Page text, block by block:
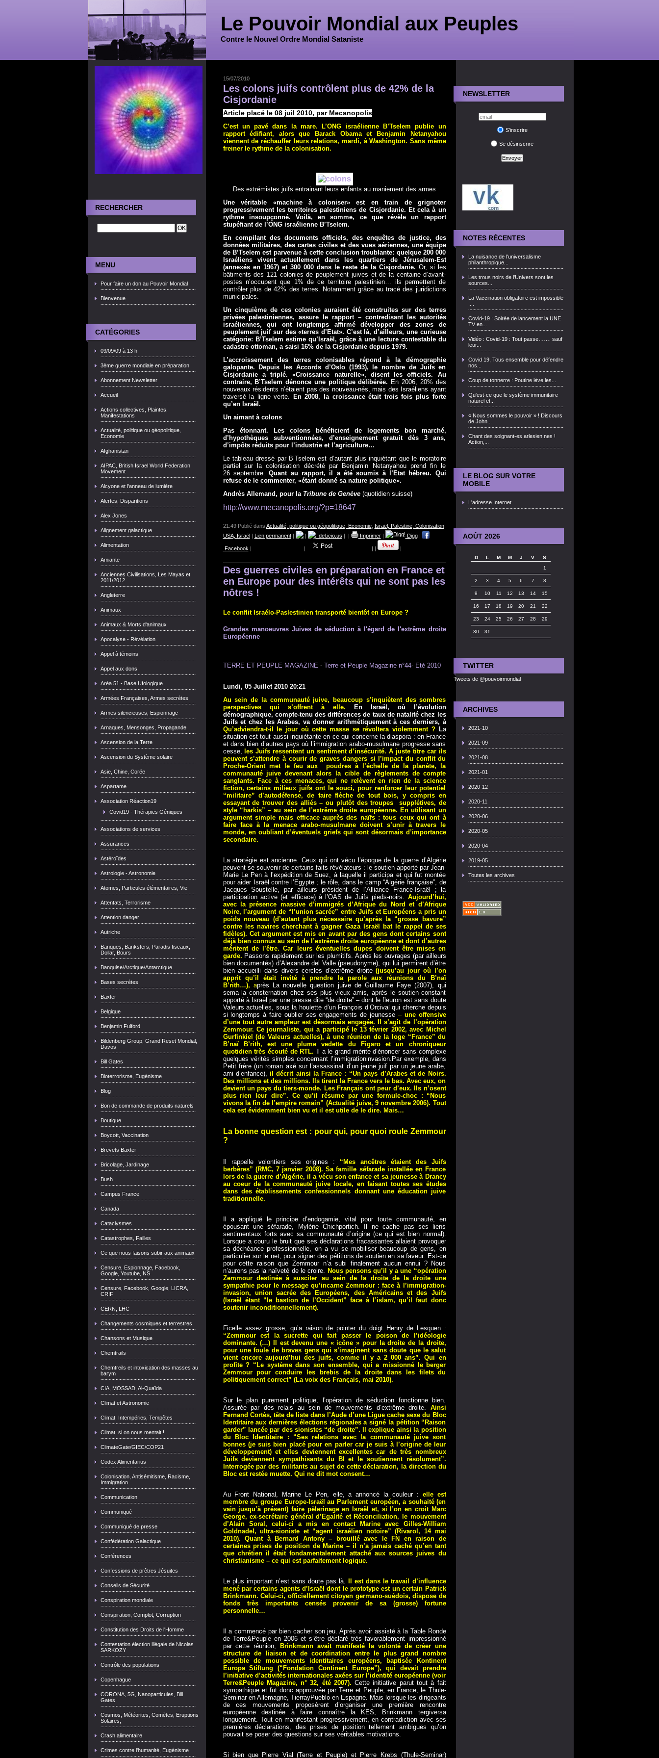
Le Pouvoir Mondial aux Peuples
Contre le Nouvel Ordre Mondial Sataniste
RECHERCHER
MENU
Pour faire un don au Pouvoir Mondial
Bienvenue
CATÉGORIES
09/09/09 à 13 h
3ème guerre mondiale en préparation
Abonnement Newsletter
Accueil
Actions collectives, Plaintes,
Manifestations
Actualité, politique ou géopolitique,
Economie
Afghanistan
AIPAC, British Israel World Federation
Movement
Alcyone et l'anneau de lumière
Alertes, Disparitions
Alex Jones
Alignement galactique
Alimentation
Amiante
Anciennes Civilisations, Les Mayas et
2011/2012
Angleterre
Animaux
Animaux & Morts d'animaux
Apocalyse - Révélation
Appel à témoins
Appel aux dons
Aréa 51 - Base Ufologique
Armées Françaises, Armes secrètes
Armes silencieuses, Espionnage
Arnaques, Mensonges, Propagande
Ascension de la Terre
Ascension du Système solaire
Asie, Chine, Corée
Aspartame
Association Réaction19
Covid19 - Thérapies Géniques
Associations de services
Assurances
Astéroïdes
Astrologie - Astronomie
Atomes, Particules élémentaires, Vie
Attentats, Terrorisme
Attention danger
Autriche
Banques, Banksters, Paradis fiscaux,
Dollar, Bours
Banquise/Arctique/Antarctique
Bases secrètes
Baxter
Belgique
Benjamin Fulford
Bildenberg Group, Grand Reset Mondial,
Davos
Bill Gates
Bioterrorisme, Eugénisme
Blog
Bon de commande de produits naturels
Boutique
Boycott, Vaccination
Brevets Baxter
Bricolage, Jardinage
Bush
Campus France
Canada
Cataclysmes
Catastrophes, Failles
Ce que nous faisons subir aux animaux
Censure, Espionnage, Facebook,
Google, Youtube, NS
Censure, Facebook, Google, LICRA,
CRIF
CERN, LHC
Changements cosmiques et terrestres
Chansons et Musique
Chemtrails
Chemtreils et intoxication des masses au
barym
CIA, MOSSAD, Al-Quaïda
Climat et Astronomie
Climat, Intempéries, Tempêtes
Climat, si on nous mentait !
ClimateGate/GIEC/COP21
Codex Alimentarius
Colonisation, Antisémitisme, Racisme,
Immigration
Communication
Communiqué
Communiqué de presse
Confédération Galactique
Conférences
Confessions de prêtres Jésuites
Conseils de Sécurité
Conspiration mondiale
Conspiration, Complot, Corruption
Constitution des Droits de l'Homme
Contestation élection illégale de Nicolas
SARKOZY
Contrôle des populations
Copenhague
CORONA, 5G, Nanoparticules, Bill
Gates
Cosmos, Météorites, Comètes, Eruptions
Solaires,
Crash alimentaire
Crimes contre l'humanité, Eugénisme
NEWSLETTER
S'inscrire
Se désinscrire
NOTES RÉCENTES
La nuisance de l'universalisme
philanthropique...
Les trous noirs de l'Univers sont les
sources...
La Vaccination obligatoire est impossible
:...
Covid-19 : Soirée de lancement la UNE
TV en...
Vidéo : Covid-19 : Tout passe……. sauf
leur...
Covid 19, Tous ensemble pour défendre
nos...
Coup de tonnerre : Poutine lève les...
Qu'est-ce que le système immunitaire
naturel et...
« Nous sommes le pouvoir » ! Discours
de John...
Chant des soignant-es arlesien.nes !
Action,...
LE BLOG SUR VOTRE
MOBILE
L'adresse Internet
AOÛT 2026
D L M M J V
S
1
2 3 4 5 6 7 8
9 10 11 12 13 14 15
16 17 18 19 20 21 22
23 24 25 26 27 28 29
30 31
TWITTER
Tweets de @pouvoirmondial
ARCHIVES
2021-10
2021-09
2021-08
2021-01
2020-12
2020-11
2020-06
2020-05
2020-04
2019-05
Toutes les archives
15/07/2010
Les colons juifs contrôlent plus de 42% de la
Cisjordanie
Article placé le 08 juil 2010, par Mecanopolis
C’est un pavé dans la mare. L’ONG israélienne B’Tselem publie un
rapport édifiant, alors que Barack Obama et Benjamin Netanyahou
viennent de réchauffer leurs relations, mardi, à Washington. Sans même
freiner le rythme de la colonisation.
Des extrémistes juifs entrainant leurs enfants au maniement des armes
Une véritable «machine à coloniser» est en train de grignoter
progressivement les territoires palestiniens de Cisjordanie. Et cela à un
rythme insoupçonné. Voilà, en somme, ce que révèle un rapport
stupéfiant de l’ONG israélienne B’Tselem.
En compilant des documents officiels, des enquêtes de justice, des
données militaires, des cartes civiles et des vues aériennes, une équipe
de B’Tselem est parvenue à cette conclusion troublante: quelque 200 000
Israéliens vivent actuellement dans les quartiers de Jérusalem-Est
(annexés en 1967) et 300 000 dans le reste de la Cisjordanie. Or, si les
bâtiments des 121 colonies de peuplement juives et de la centaine d’avant-
postes n’occupent que 1% de ce territoire palestinien… ils permettent de
contrôler plus de 42% des terres. Notamment grâce au tracé des juridictions
municipales.
Un cinquième de ces colonies auraient été construites sur des terres
privées palestiniennes, assure le rapport – contredisant les autorités
israéliennes, qui ont longtemps affirmé développer des zones de
peuplement juif sur des «terres d’Etat». C’est là, d’ailleurs, une curieuse
catégorie: B’Tselem estime qu’Israël, grâce à une lecture contestable du
cadastre ottoman, a saisi 16% de la Cisjordanie depuis 1979.
L’accroissement des terres colonisables répond à la démographie
galopante. Depuis les Accords d’Oslo (1993), le nombre de Juifs en
Cisjordanie a triplé. «Croissance naturelle», disent les officiels. Au
contraire, B’Tselem dénonce une politique délibérée. En 2006, 20% des
nouveaux résidents n’étaient pas des nouveau-nés, mais des Israéliens ayant
traversé la ligne verte.
En 2008, la croissance était trois fois plus forte
qu’en Israël.
Un aimant à colons
Pas étonnant. Les colons bénéficient de logements bon marché,
d’hypothèques subventionnées, d’enseignement gratuit dès 3 ans,
d’impôts réduits pour l’industrie et l’agriculture…
Le tableau dressé par B’Tselem est d’autant plus inquiétant que le moratoire
partiel sur la colonisation décrété par Benjamin Netanyahou prend fin le
26 septembre.Quant au rapport, il a été soumis à l’Etat hébreu. Qui
refuse de le commenter, «étant donné sa nature politique».
Andrès Allemand, pour la Tribune de Genève(quotidien suisse)
http://www.mecanopolis.org/?p=18647
21:49 Publié dans Actualité, politique ou géopolitique, Economie, Israël, Palestine, Colonisation,
USA, Israël| Lien permanent| | del.icio.us | | Imprimer| Digg|
Facebook | | | | |
Des guerres civiles en préparation en France et
en Europe pour des intérêts qui ne sont pas les
nôtres !
Le conflit Israélo-Paslestinien transporté bientôt en Europe ?
Grandes manoeuvres Juives de séduction à l'égard de l'extrême droite
Européenne
TERRE ET PEUPLE MAGAZINE - Terre et Peuple Magazine n°44- Eté 2010
Lundi, 05 Juillet 2010 20:21
Au sein de la communauté juive, beaucoup s’inquiètent des sombres
perspectives qui s’offrent à elle.
En Israël, où l’évolution
démographique, compte-tenu des différences de taux de natalité chez les
Juifs et chez les Arabes, va donner arithmétiquement à ces derniers, à
Qu’adviendra-t-il le jour où cette masse se révoltera violemment ? La
situation est tout aussi inquiétante en ce qui concerne la diaspora : en France
et dans bien d’autres pays où l’immigration arabo-musulmane progresse sans
cesse, les Juifs ressentent un sentiment d’insécurité. A juste titre car ils
peuvent s’attendre à courir de graves dangers si l’impact du conflit du
Proche-Orient met le feu aux poudres à l’échelle de la planète, la
communauté juive devenant alors la cible de règlements de compte
sanglants. Face à ces menaces, qui ne relèvent en rien de la science
fiction, certains milieux juifs ont le souci, pour renforcer leur potentiel
“militaire” d’autodéfense, de faire flèche de tout bois, y compris en
essayant de trouver des alliés – ou plutôt des troupes supplétives, de
style “harkis” – au sein de l’extrême droite européenne. En utilisant un
argument simple mais efficace auprès des naïfs : tous ceux qui ont à
faire face à la menace arabo-musulmane doivent s’unir à travers le
monde, en oubliant d’éventuels griefs qui sont désormais d’importance
secondaire.
La stratégie est ancienne. Ceux qui ont vécu l’époque de la guerre d’Algérie
peuvent se souvenir de certains faits révélateurs : le soutien apporté par Jean-
Marie Le Pen à l’expédition de Suez, à laquelle il participa et qui fut montée
pour aider Israël contre l’Egypte ; le rôle, dans le camp “Algérie française”, de
Jacques Soustelle, par ailleurs président de l’Alliance France-Israël ; la
participation active (et efficace) à l’OAS de Juifs pieds-noirs. Aujourd’hui,
avec la présence massive d’immigrés d’Afrique du Nord et d’Afrique
Noire, l’argument de “l’union sacrée” entre Juifs et Européens a pris un
poids nouveau (d’autant plus nécessaire qu’après la “grosse bavure”
contre les navires cherchant à gagner Gaza Israël bat le rappel de ses
fidèles). Cet argument est mis en avant par des gens dont certains sont
déjà bien connus au sein de l’extrême droite européenne et dont d’autres
méritent de l’être. Car leurs éventuelles dupes doivent être mises en
garde. Passons rapidement sur les plumitifs. Après les ouvrages (par ailleurs
bien documentés) d’Alexandre del Valle (pseudonyme), qui lui permirent d’être
bien accueilli dans divers cercles d’extrême droite(jusqu’au jour où l’on
apprit qu’il était invité à prendre la parole aux réunions du B’naï
B’rith…), après La nouvelle question juive de Guillaume Faye (2007), qui
sema la consternation chez ses plus vieux amis, après le soutien constant
apporté à Israël par une presse dite “de droite” – dont le fleuron est sans doute
Valeurs actuelles, sous la houlette d’un François d’Orcival qui cherche depuis
si longtemps à faire oublier ses engagements de jeunesse – une offensive
d’une tout autre ampleur est désormais engagée. Il s’agit de l’opération
Zemmour. Ce journaliste, qui a participé le 13 février 2002, avec Michel
Gurfinkiel (de Valeurs actuelles), à une réunion de la loge “France” du
B’naï B’rith, est une plume vedette du Figaro et un chroniqueur
quotidien très écouté de RTL. Il a le grand mérite d’énoncer sans complexe
quelques vérités simples concernant l’immigrationinvasion.Par exemple, dans
Petit frère (un roman axé sur l’assassinat d’un jeune juif par un jeune arabe,
ami d’enfance),il décrit ainsi la France : “Un pays d’Arabes et de Noirs.
Des millions et des millions. Ils tirent la France vers le bas. Avec eux, on
devient un pays du tiers-monde. Les Français ont peur d’eux. Ils n’osent
plus rien leur dire”. Ce qu’il résume par une formule-choc : “Nous
vivons la fin de l’empire romain” (Actualité juive, 9 novembre 2006). Tout
cela est évidemment bien vu et il est utile de le dire. Mais…
La bonne question est : pour qui, pour quoi roule Zemmour
?
Il rappelle volontiers ses origines : “Mes ancêtres étaient des Juifs
berbères” (RMC, 7 janvier 2008). Sa famille séfarade installée en France
lors de la guerre d’Algérie, il a vécu son enfance et sa jeunesse à Drancy
au coeur de la communauté juive locale, en faisant toutes ses études
dans des établissements confessionnels donnant une éducation juive
traditionnelle.
Il a appliqué le principe d’endogamie, vital pour toute communauté, en
épousant une séfarade, Mylène Chichportich. Il ne cache pas ses liens
sentimentaux forts avec sa communauté d’origine (ce qui est bien normal).
Lorsque a couru le bruit que ses déclarations fracassantes allaient provoquer
sa déchéance professionnelle, on a vu se mobiliser beaucoup de gens, en
particulier sur le net, pour signer des pétitions de soutien en sa faveur. Est-ce
pour cette raison que Zemmour n’a subi finalement aucun ennui ? Nous
n’aurons pas la naïveté de le croire. Nous pensons qu’il y a une “opération
Zemmour destinée à susciter au sein de la droite de la droite une
sympathie pour le message qu’incarne Zemmour : face à l’immigration-
invasion, union sacrée des Européens, des Américains et des Juifs
(Israël étant “le bastion de l’Occident” face à l’islam, qu’il faut donc
soutenir inconditionnellement).
Ficelle assez grosse, qu’a raison de pointer du doigt Henry de Lesquen :
“Zemmour est la sucrette qui fait passer le poison de l’idéologie
dominante. (…) Il est devenu une « icône » pour la droite de la droite,
pour une foule de braves gens qui s’imaginent sans doute que le salut
vient encore aujourd’hui des juifs, comme il y a 2 000 ans”. Qui en
profite ? “Le système dans son ensemble, qui a missionné le berger
Zemmour pour conduire les brebis de la droite dans les filets du
politiquement correct” (La voix des Français, mai 2010).
Sur le plan purement politique, l’opération de séduction fonctionne bien.
Assurée par des relais au sein de mouvements d’extrême droite. Ainsi
Fernand Cortès, tête de liste dans l’Aude d’une Ligue cache sexe du Bloc
Identitaire aux dernières élections régionales a signé la pétition “Raison
garder” lancée par des sionistes “de droite”. Il explique ainsi la position
du Bloc Identitaire : “Ses relations avec la communauté juive sont
bonnes (je suis bien placé pour en parler car je suis à l’origine de leur
développement) et elles deviennent excellentes car de très nombreux
Juifs deviennent sympathisants du BI et le soutiennent résolument”.
Interrogée par des militants au sujet de cette déclaration, la direction du
Bloc est restée muette. Qui ne dit mot consent…
Au Front National, Marine Le Pen, elle, a annoncé la couleur : elle est
membre du groupe Europe-Israël au Parlement européen, a souhaité (en
vain jusqu’à présent) faire pèlerinage en Israël et, si l’on en croit Marc
George, ex-secrétaire général d’Egalité et Réconciliation, le mouvement
d’Alain Soral, celui-ci a mis en contact Marine avec Gilles-William
Goldnadel, ultra-sioniste et “agent israélien notoire” (Rivarol, 14 mai
2010). Quant à Bernard Antony – brouillé avec le FN en raison de
certaines prises de position de Marine – il n’a jamais caché qu’en tant
que chrétien il était fondamentalement attaché aux sources juives du
christianisme – ce qui est parfaitement logique.
Le plus important n’est sans doute pas là.
Il est dans le travail d’influence
mené par certains agents d’Israël dont le prototype est un certain Patrick
Brinkmann. Celui-ci, officiellement citoyen germano-suédois, dispose de
fonds très importants censés provenir de sa (grosse) fortune
personnelle…
Il a commencé par bien cacher son jeu. Après avoir assisté à la Table Ronde
de Terre&Peuple en 2006 et s’être déclaré très favorablement impressionné
par cette réunion,
Brinkmann avait manifesté la volonté de créer une
structure de liaison et de coordination entre le plus grand nombre
possible de mouvements identitaires européens, baptisée Kontinent
Europa Stiftung (“Fondation Continent Europe”), qui devait prendre
l’initiative d’activités internationales axées sur l’identité européenne (voir
Terre&Peuple Magazine, n° 32, été 2007). Cette initiative parut tout à fait
sympathique et fut donc approuvée par Terre et Peuple, en France, le Thule-
Seminar en Allemagne, TierrayPueblo en Espagne. Mais lorsque les dirigeants
de ces mouvements proposèrent d’organiser une première rencontre
européenne destinée à faire connaître la KES, Brinkmann tergiversa
longuement. Tout en manifestant progressivement, en contradiction avec ses
premières déclarations, des prises de position tellement ambiguës qu’on
pouvait se poser des questions sur ses véritables motivations.
Si bien que Pierre Vial (Terre et Peuple) et Pierre Krebs (Thule-Seminar)